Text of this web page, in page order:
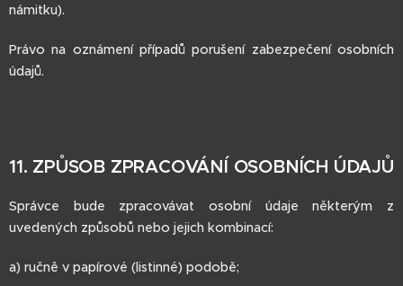
námitku).
Právo na oznámení případů porušení zabezpečení osobních
údajů.
11. ZPŮSOB ZPRACOVÁNÍ OSOBNÍCH ÚDAJŮ
Správce bude zpracovávat osobní údaje některým z
uvedených způsobů nebo jejich kombinací:
a) ručně v papírové (listinné) podobě;